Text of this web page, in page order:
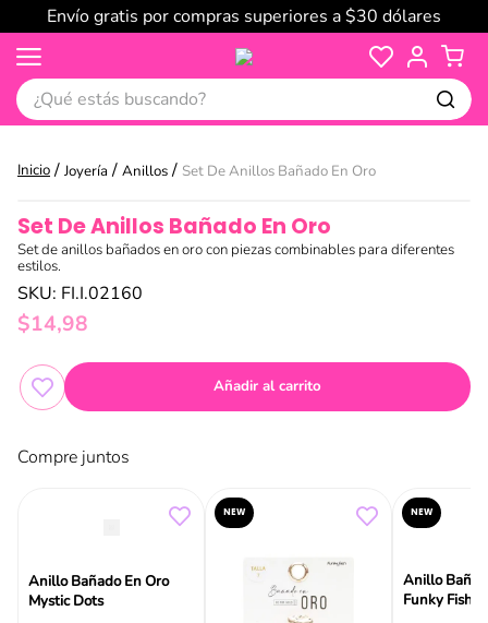
Envío gratis por compras superiores a $30 dólares
¿Qué estás buscando?
Joyería Anillos Set De Anillos Bañado En Oro
Set De Anillos Bañado En Oro
Set de anillos bañados en oro con piezas combinables para diferentes
estilos.
SKU: FI.I.02160
$14,98
Añadir al carrito
Compre juntos
Anillo Bañado En Oro
Mystic Dots
NEW NEW
Anillo
Funky Fish